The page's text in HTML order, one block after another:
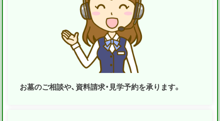
お墓のご相談や、資料請求・見学予約を承ります。